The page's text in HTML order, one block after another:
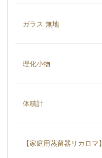
ガラス 無地
理化小物
体積計
【家庭用蒸留器リカロマ】